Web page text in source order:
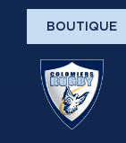
BOUTIQUE